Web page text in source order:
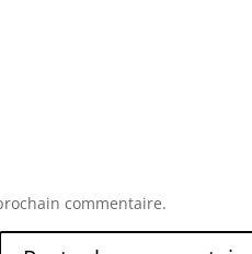
commentaire.